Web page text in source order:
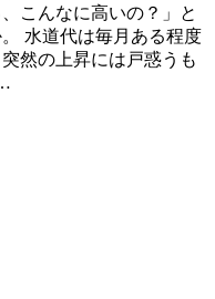
こんなに高いの？」と
水道代は毎月ある程度
然の上昇には戸惑うも